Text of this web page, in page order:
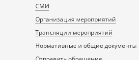
СМИ
Организация мероприятий
Трансляции мероприятий
Нормативные и общие документы